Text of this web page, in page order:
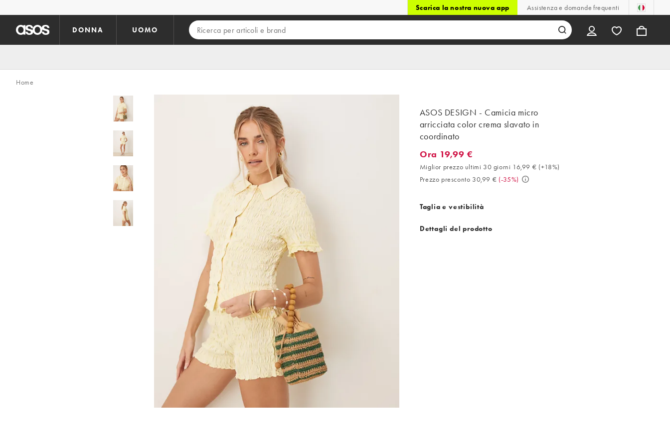
Scarica la nostra nuova app Assistenza e domande frequenti
DONNA UOMO
Home
ASOS DESIGN - Camicia micro
arricciata color crema slavato in
coordinato
Ora 19,99 €. Miglior prezzo ultimi 30 giorni 16,99 € (+18%). Prezzo
Ora 19,99 €
Miglior prezzo ultimi 30 giorni 16,99 € (+18%)
Prezzo presconto 30,99 € (-35%)
Taglia e vestibilità
Dettagli del prodotto